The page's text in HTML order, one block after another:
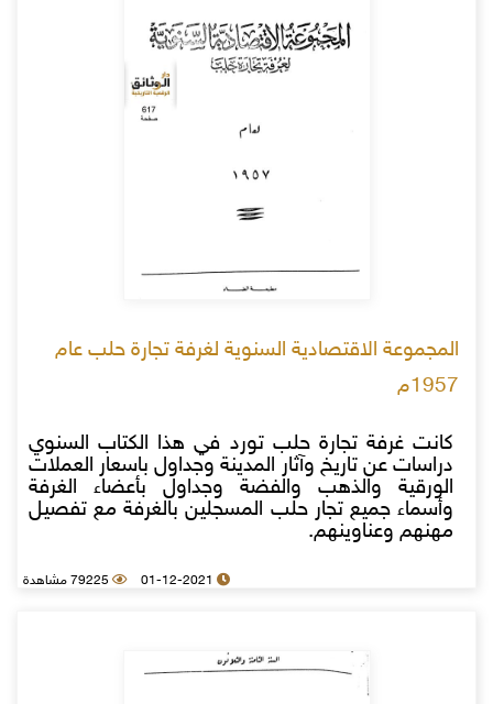
المجموعة الاقتصادية السنوية لغرفة تجارة حلب عام
1957م
كانت غرفة تجارة حلب تورد في هذا الكتاب السنوي
دراسات عن تاريخ وآثار المدينة وجداول باسعار العملات
الورقية والذهب والفضة وجداول بأعضاء الغرفة
وأسماء جميع تجار حلب المسجلين بالغرفة مع تفصيل
مهنهم وعناوينهم.
01-12-2021 79225 مشاهدة